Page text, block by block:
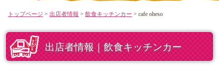
トップページ >出店者情報 >飲食キッチンカー > cafe oheso
出店者情報｜飲食キッチンカー